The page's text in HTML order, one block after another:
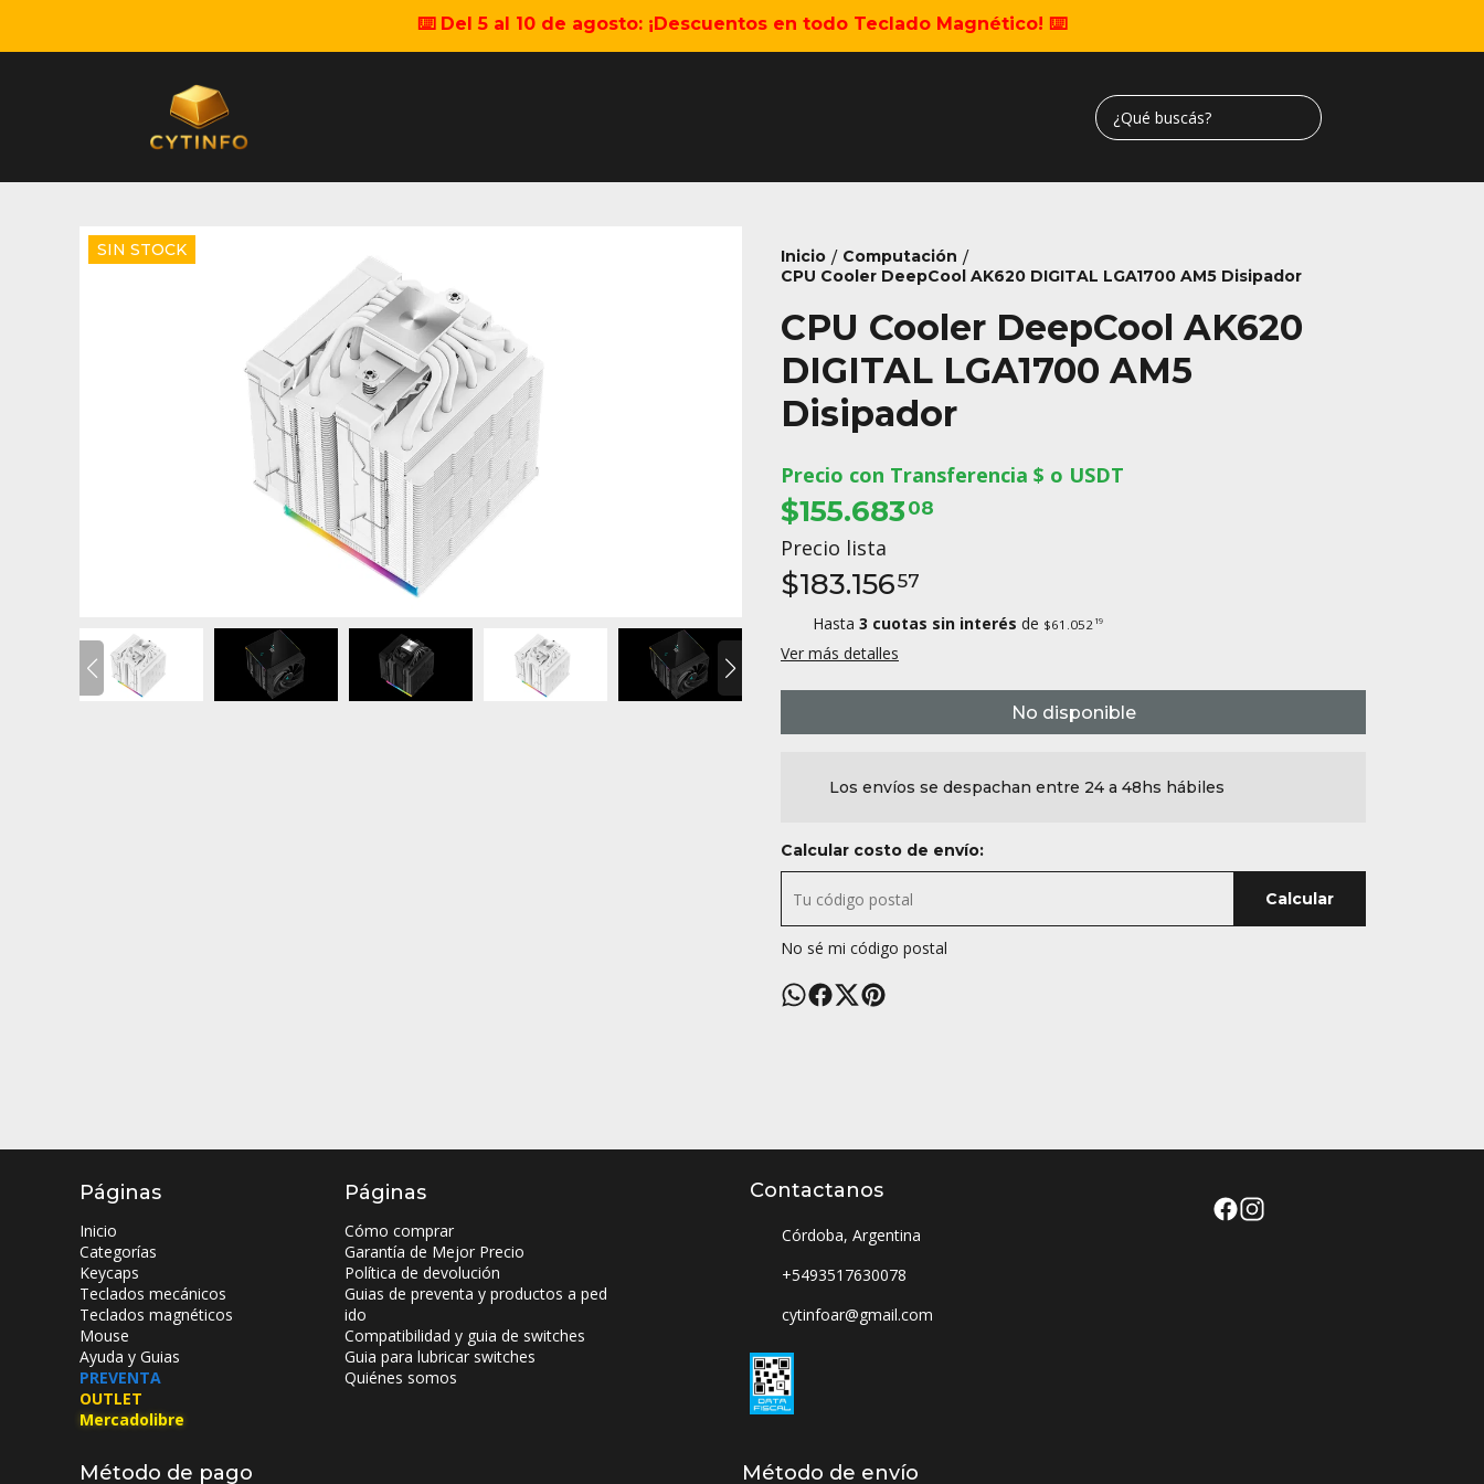
⌨️ Del 5 al 10 de agosto: ¡Descuentos en todo Teclado Magnético! ⌨️
SIN STOCK Inicio / Computación /
CPU Cooler DeepCool AK620 DIGITAL LGA1700 AM5 Disipador
CPU Cooler DeepCool AK620
DIGITAL LGA1700 AM5
Disipador
Precio con Transferencia $ o USDT
$155.683 08
Precio lista
$183.15657
Hasta 3 cuotas sin interés de $61.052 19
Ver más detalles
No disponible
Los envíos se despachan entre 24 a 48hs hábiles
Calcular costo de envío:
Calcular
No sé mi código postal
Páginas
Inicio
Categorías
Keycaps
Teclados mecánicos
Teclados magnéticos
Mouse
Ayuda y Guias
PREVENTA
OUTLET
Mercadolibre
Páginas
Cómo comprar
Garantía de Mejor Precio
Política de devolución
Guias de preventa y productos a ped
ido
Compatibilidad y guia de switches
Guia para lubricar switches
Quiénes somos
Contactanos
Córdoba, Argentina
+5493517630078
cytinfoar@gmail.com
Método de pago Método de envío